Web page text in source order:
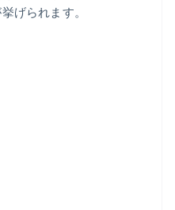
げられます。